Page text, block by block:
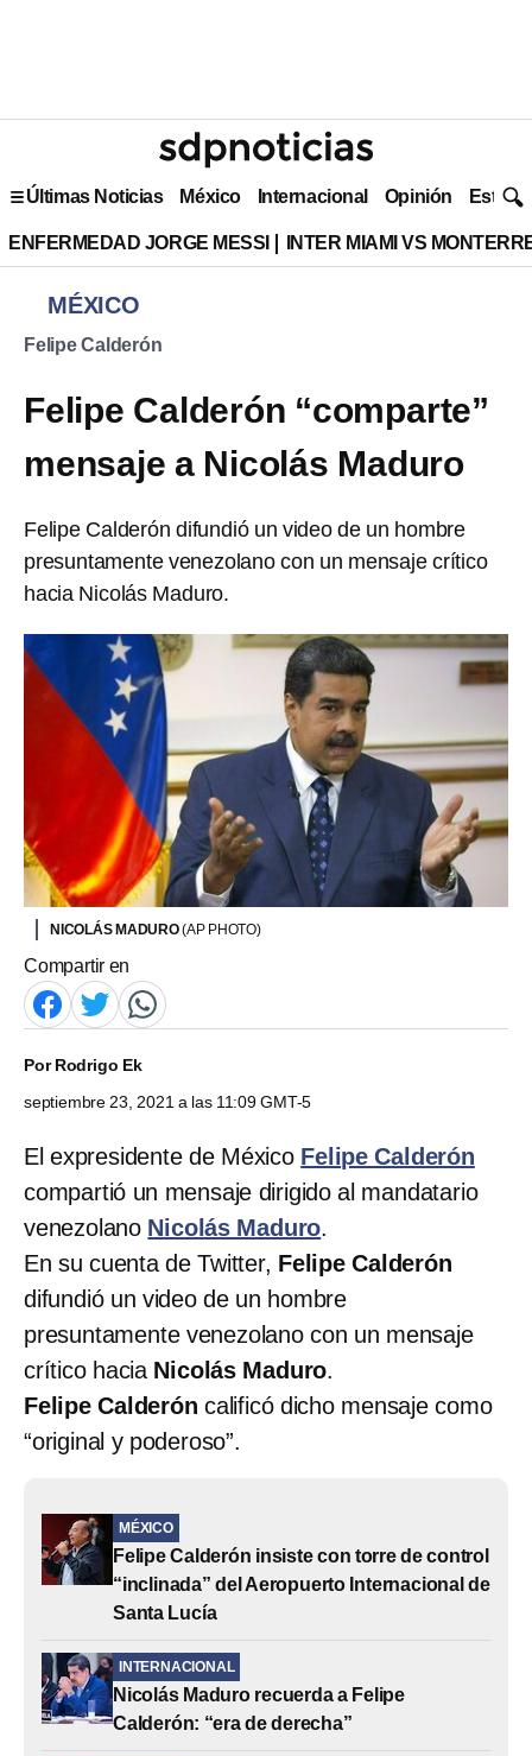
Últimas Noticias México Internacional Opinión Estilo
ENFERMEDAD JORGE MESSI INTER MIAMI VS
MÉXICO
Felipe Calderón
Felipe Calderón “comparte”
mensaje a Nicolás Maduro
Felipe Calderón difundió un video de un hombre
presuntamente venezolano con un mensaje crítico
hacia Nicolás Maduro.
NICOLÁS MADURO(AP PHOTO)
Compartir en
PorRodrigo Ek
septiembre 23, 2021 a las 11:09 GMT-5
El expresidente de México Felipe Calderón
compartió un mensaje dirigido al mandatario
venezolano Nicolás Maduro.
En su cuenta de Twitter, Felipe Calderón
difundió un video de un hombre
presuntamente venezolano con un mensaje
crítico hacia Nicolás Maduro.
Felipe Calderón calificó dicho mensaje como
“original y poderoso”.
MÉXICO
Felipe Calderón insiste con torre de control
“inclinada” del Aeropuerto Internacional de
Santa Lucía
INTERNACIONAL
Nicolás Maduro recuerda a Felipe
Calderón: “era de derecha”